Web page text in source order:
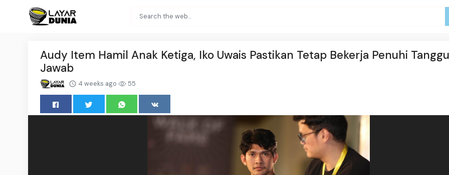
Audy Item Hamil Anak Ketiga, Iko Uwais Pastikan Tetap Bekerja Penuhi
Jawab
4 weeks ago 55